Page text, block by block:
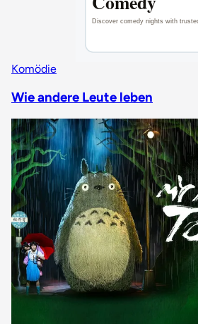
Komödie
Wie andere Leute leben